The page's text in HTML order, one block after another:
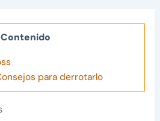
Contenido
para derrotarlo